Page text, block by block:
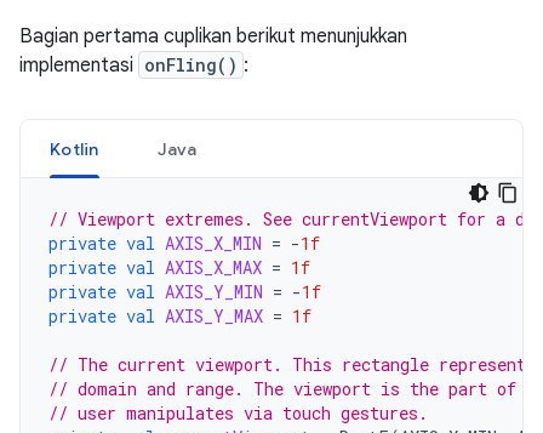
Bagian pertama cuplikan berikut menunjukkan
implementasi onFling() :
Kotlin Java
// Viewport extremes. See currentViewport for a
private val AXIS_X_MIN = -1f
private val AXIS_X_MAX = 1f
private val AXIS_Y_MIN = -1f
private val AXIS_Y_MAX = 1f
// The current viewport. This rectangle
// domain and range. The viewport is the part of
// user manipulates via touch gestures.